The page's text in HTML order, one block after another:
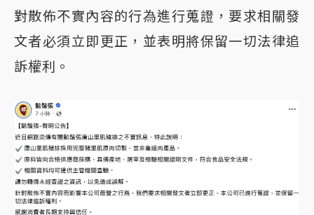
對散佈不實內容的行為進行蒐證，要求相關發
文者必須立即更正，並表明將保留一切法律追
訴權利。